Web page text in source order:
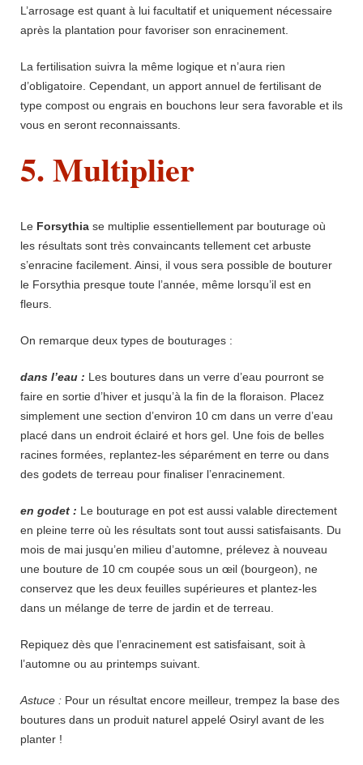
L’arrosage est quant à lui facultatif et uniquement nécessaire
après la plantation pour favoriser son enracinement.
La fertilisation suivra la même logique et n’aura rien
d’obligatoire. Cependant, un apport annuel de fertilisant de
type compost ou engrais en bouchons leur sera favorable et ils
vous en seront reconnaissants.
5. Multiplier
Le Forsythia se multiplie essentiellement par bouturage où
les résultats sont très convaincants tellement cet arbuste
s’enracine facilement. Ainsi, il vous sera possible de bouturer
le Forsythia presque toute l’année, même lorsqu’il est en
fleurs.
On remarque deux types de bouturages :
dans l’eau : Les boutures dans un verre d’eau pourront se
faire en sortie d’hiver et jusqu’à la fin de la floraison. Placez
simplement une section d’environ 10 cm dans un verre d’eau
placé dans un endroit éclairé et hors gel. Une fois de belles
racines formées, replantez-les séparément en terre ou dans
des godets de terreau pour finaliser l’enracinement.
en godet : Le bouturage en pot est aussi valable directement
en pleine terre où les résultats sont tout aussi satisfaisants. Du
mois de mai jusqu’en milieu d’automne, prélevez à nouveau
une bouture de 10 cm coupée sous un œil (bourgeon), ne
conservez que les deux feuilles supérieures et plantez-les
dans un mélange de terre de jardin et de terreau.
Repiquez dès que l’enracinement est satisfaisant, soit à
l’automne ou au printemps suivant.
Astuce : Pour un résultat encore meilleur, trempez la base des
boutures dans un produit naturel appelé Osiryl avant de les
planter !